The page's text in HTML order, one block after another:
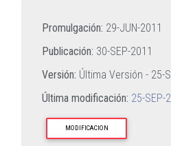
Promulgación: 29-JUN-2011
Publicación: 30-SEP-2011
Versión: Última Versión - 25-
Última modificación: 25-SEP-
MODIFICACION